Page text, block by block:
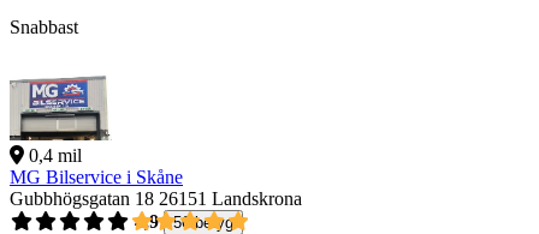
Snabbast
0,4 mil
MG Bilservice i Skåne
Gubbhögsgatan 18 26151 Landskrona
4,9
56 betyg